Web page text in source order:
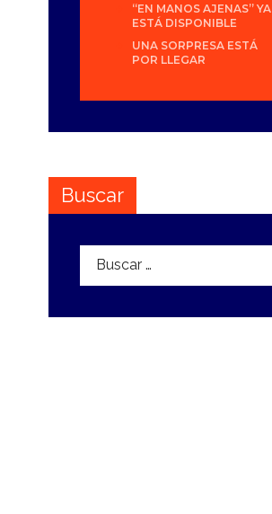
“EN MANOS AJENAS” YA
ESTÁ DISPONIBLE
UNA SORPRESA ESTÁ
POR LLEGAR
Buscar
Buscar: